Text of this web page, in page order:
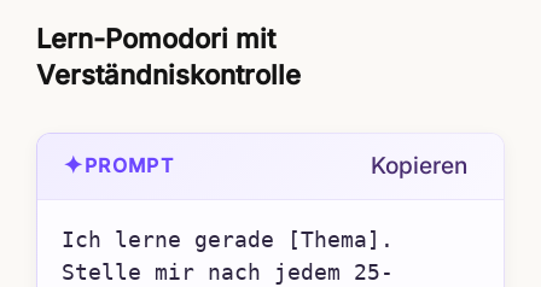
Lern-Pomodori mit
Verständniskontrolle
✦ PROMPT Kopieren
Ich lerne gerade [Thema].
Stelle mir nach jedem 25-